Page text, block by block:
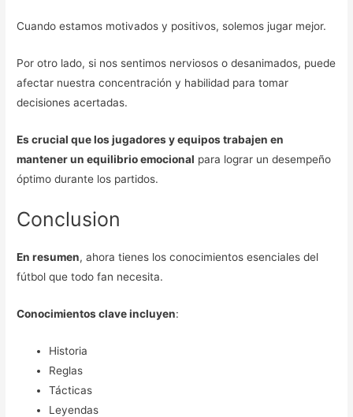
Cuando estamos motivados y positivos, solemos jugar mejor.
Por otro lado, si nos sentimos nerviosos o desanimados, puede
afectar nuestra concentración y habilidad para tomar
decisiones acertadas.
Es crucial que los jugadores y equipos trabajen en
mantener un equilibrio emocional para lograr un desempeño
óptimo durante los partidos.
Conclusion
En resumen, ahora tienes los conocimientos esenciales del
fútbol que todo fan necesita.
Conocimientos clave incluyen:
Historia
Reglas
Tácticas
Leyendas